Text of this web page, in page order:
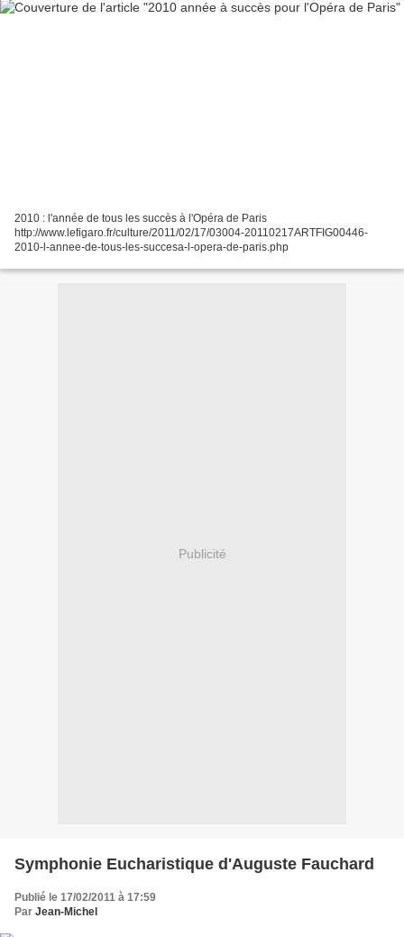
2010 : l'année de tous les succès à l'Opéra de Paris
http://www.lefigaro.fr/culture/2011/02/17/03004-20110217ARTFIG00446-
2010-l-annee-de-tous-les-succesa-l-opera-de-paris.php
Publicité
Symphonie Eucharistique d'Auguste Fauchard
Publié le 17/02/2011 à 17:59
Par Jean-Michel